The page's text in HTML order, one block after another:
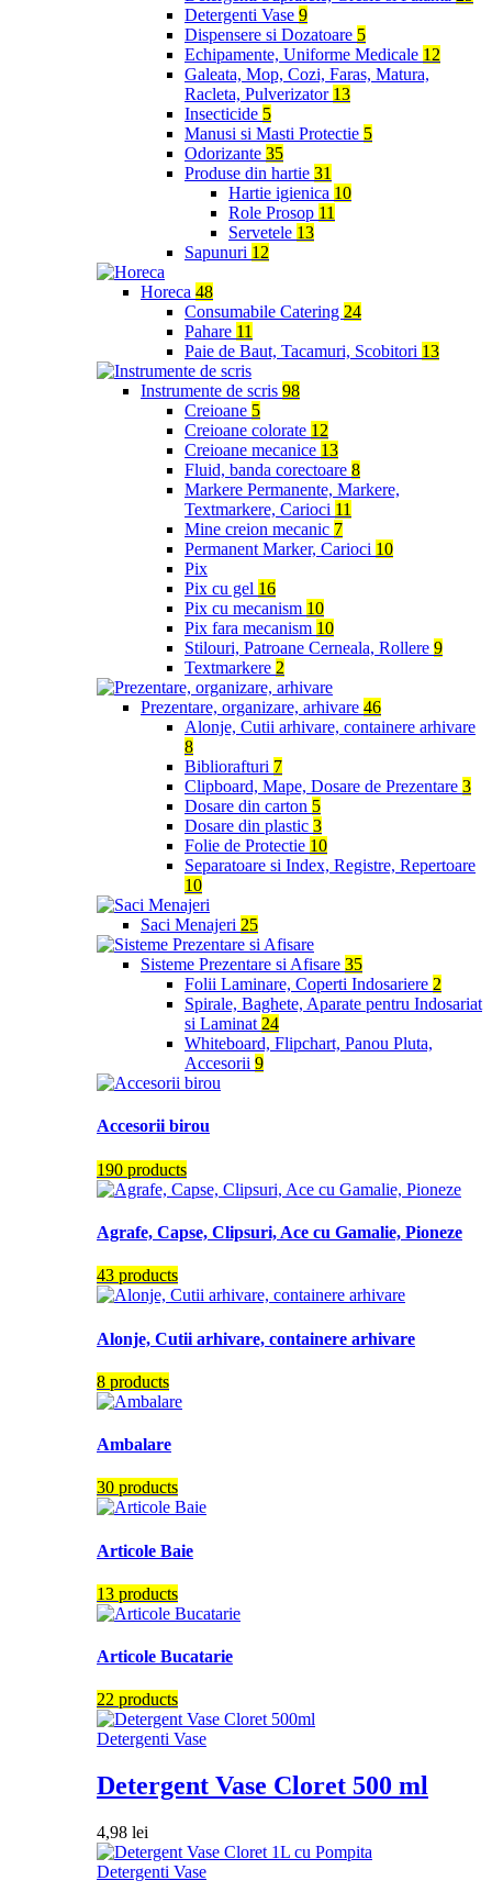
Detergenti Vase 9
Dispensere si Dozatoare 5
Echipamente, Uniforme Medicale 12
Galeata, Mop, Cozi, Faras, Matura,
Racleta, Pulverizator 13
Insecticide 5
Manusi si Masti Protectie 5
Odorizante 35
Produse din hartie 31
Hartie igienica 10
Role Prosop 11
Servetele 13
Sapunuri 12
Horeca 48
Consumabile Catering 24
Pahare 11
Paie de Baut, Tacamuri, Scobitori 13
Instrumente de scris 98
Creioane 5
Creioane colorate 12
Creioane mecanice 13
Fluid, banda corectoare 8
Markere Permanente, Markere,
Textmarkere, Carioci 11
Mine creion mecanic 7
Permanent Marker, Carioci 10
Pix
Pix cu gel 16
Pix cu mecanism 10
Pix fara mecanism 10
Stilouri, Patroane Cerneala, Rollere 9
Textmarkere 2
Prezentare, organizare, arhivare 46
Alonje, Cutii arhivare, containere arhivare
8
Bibliorafturi 7
Clipboard, Mape, Dosare de Prezentare 3
Dosare din carton 5
Dosare din plastic 3
Folie de Protectie 10
Separatoare si Index, Registre, Repertoare
10
Saci Menajeri 25
Sisteme Prezentare si Afisare 35
Folii Laminare, Coperti Indosariere 2
Spirale, Baghete, Aparate pentru Indosariat
si Laminat 24
Whiteboard, Flipchart, Panou Pluta,
Accesorii 9
Accesorii birou
190 products
Agrafe, Capse, Clipsuri, Ace cu Gamalie, Pioneze
43 products
Alonje, Cutii arhivare, containere arhivare
8 products
Ambalare
30 products
Articole Baie
13 products
Articole Bucatarie
22 products
Detergenti Vase
Detergent Vase Cloret 500 ml
4,98 lei
Detergenti Vase